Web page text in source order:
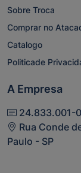
Sobre Troca
Comprar no
Catalogo
Politicade
A Empresa
24.833.001-
Rua Conde
Paulo - SP